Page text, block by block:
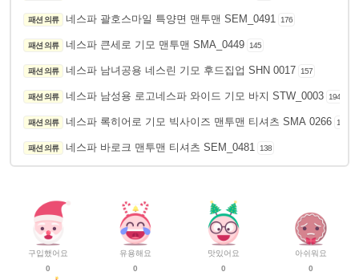
패션 의류 네스파 괄호스마일 특양면 맨투맨 SEM_0491 176
패션 의류 네스파 큰세로 기모 맨투맨 SMA_0449 145
패션 의류 네스파 남녀공용 네스린 기모 후드집업 SHN 0017 157
패션 의류 네스파 남성용 로고네스파 와이드 기모 바지 STW_0003 194
패션 의류 네스파 록히어로 기모 빅사이즈 맨투맨 티셔츠 SMA 0266 197
패션 의류 네스파 바로크 맨투맨 티셔츠 SEM_0481 138
구입했어요
0
유용해요
0
맛있어요
0
아쉬워요
0